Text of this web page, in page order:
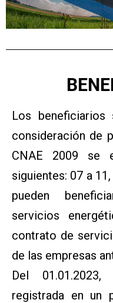
Los
consideración de
CNAE 2009 se
siguientes: 07 a
pueden
servicios
contrato de
de las empresas
Del
registrada en un